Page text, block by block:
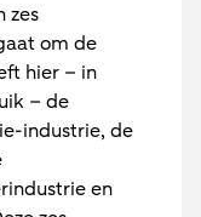
zes
om de
hier – in
– de
industrie, de
en